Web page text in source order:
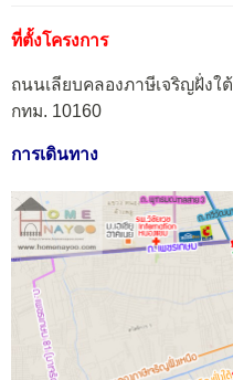
ที่ตั้งโครงการ
ถนนเลียบคลองภาษีเจริญฝั่ง
กทม. 10160
การเดินทาง